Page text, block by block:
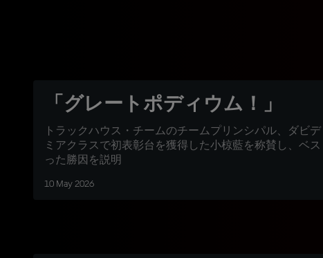
「グレートポディウム！」
トラックハウス・チームのチームプリンシパル、ダビ
ミアクラスで初表彰台を獲得した小椋藍を称賛し、ベ
った勝因を説明
10 May 2026